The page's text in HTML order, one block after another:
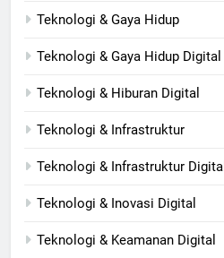
Teknologi & Gaya Hidup
Teknologi & Gaya Hidup Digital
Teknologi & Hiburan Digital
Teknologi & Infrastruktur
Teknologi & Infrastruktur Digital
Teknologi & Inovasi Digital
Teknologi & Keamanan Digital